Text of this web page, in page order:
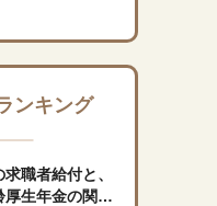
報保護方針）
ンキング
職者給付と、
生年金の関係